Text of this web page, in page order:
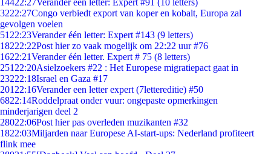
14422:27Verander één letter: Expert #91 (10 letters)
3222:27Congo verbiedt export van koper en kobalt, Europa zal
gevolgen voelen
51 22:23Verander één letter: Expert #143 (9 letters)
18222:22Post hier zo vaak mogelijk om 22:22 uur #76
1622:21Verander één letter. Expert # 75 (8 letters)
251 22:20Asielzoekers #22 : Het Europese migratiepact gaat in
23222:18Israel en Gaza #17
201 22:16Verander een letter expert (7lettereditie) #50
6822:14Roddelpraat onder vuur: ongepaste opmerkingen
minderjarigen deel 2
28022:06Post hier pas overleden muzikanten #32
1822:03Miljarden naar Europese AI-start-ups: Nederland profiteert
flink mee